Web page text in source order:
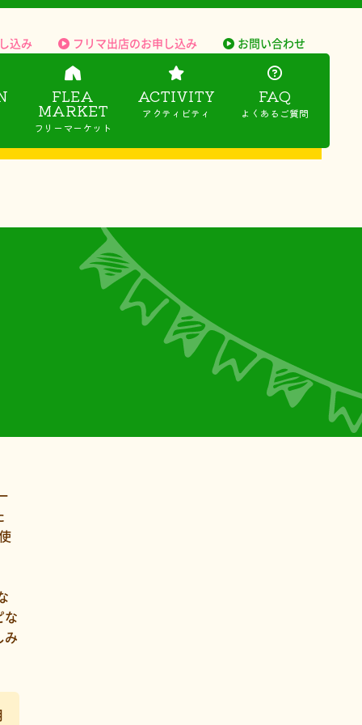
込み フリマ出店のお申し込み お問い合わせ
FLEA
MARKET
フリーマーケット
ACTIVITY
アクティビティ
FAQ
よくあるご質問
な
み